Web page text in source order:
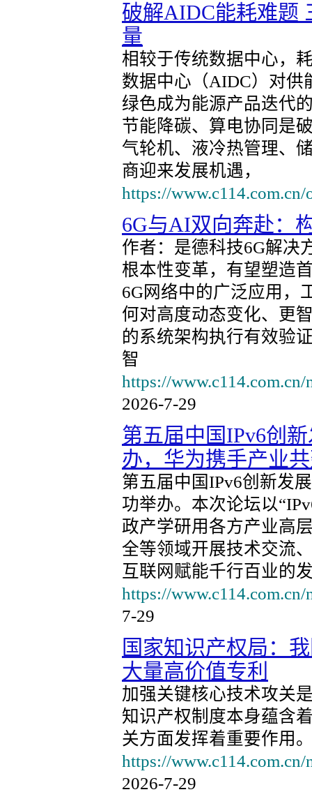
破解AIDC能耗难题
量
相较于传统数据中心，
数据中心（AIDC）对供
绿色成为能源产品迭代
节能降碳、算电协同是
气轮机、液冷热管理、
商迎来发展机遇，
https://
6G与AI双向奔赴：
作者：是德科技6G解决
根本性变革，有望塑造
6G网络中的广泛应用，
何对高度动态变化、更
的系统架构执行有效验
智
https://
2026-7-29
第五届中国IPv6创
办，华为携手产业
第五届中国IPv6创新发
功举办。本次论坛以
政产学研用各方产业高
全等领域开展技术交流
互联网赋能千行百业的
https://
7-29
国家知识产权局：
大量高价值专利
加强关键核心技术攻关
知识产权制度本身蕴含
关方面发挥着重要作用
https://
2026-7-29